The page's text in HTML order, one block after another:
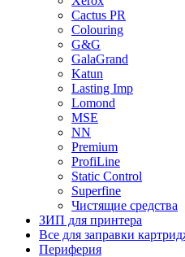
Cactus PR
Colouring
G&G
GalaGrand
Katun
Lasting Imp
Lomond
MSE
NN
Premium
ProfiLine
Static Control
Superfine
Чистящие средства
ЗИП для принтера
Все для заправки
Периферия